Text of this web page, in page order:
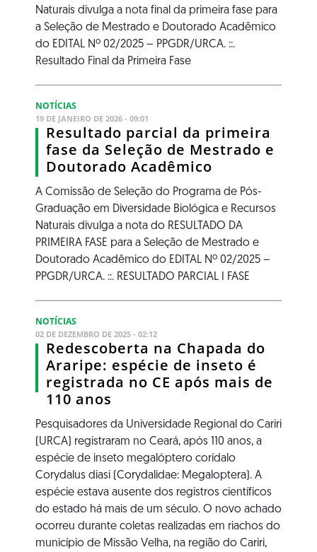
Naturais divulga a nota final da primeira fase para
a Seleção de Mestrado e Doutorado Acadêmico
do EDITAL Nº 02/2025 – PPGDR/URCA. ::.
Resultado Final da Primeira Fase
NOTÍCIAS
19 DE JANEIRO DE 2026 - 09:01
Resultado parcial da primeira
fase da Seleção de Mestrado e
Doutorado Acadêmico
A Comissão de Seleção do Programa de Pós-
Graduação em Diversidade Biológica e Recursos
Naturais divulga a nota do RESULTADO DA
PRIMEIRA FASE para a Seleção de Mestrado e
Doutorado Acadêmico do EDITAL Nº 02/2025 –
PPGDR/URCA. ::. RESULTADO PARCIAL I FASE
NOTÍCIAS
02 DE DEZEMBRO DE 2025 - 02:12
Redescoberta na Chapada do
Araripe: espécie de inseto é
registrada no CE após mais de
110 anos
Pesquisadores da Universidade Regional do Cariri
(URCA) registraram no Ceará, após 110 anos, a
espécie de inseto megalóptero corídalo
Corydalus diasi (Corydalidae: Megaloptera). A
espécie estava ausente dos registros científicos
do estado há mais de um século. O novo achado
ocorreu durante coletas realizadas em riachos do
município de Missão Velha, na região do Cariri,